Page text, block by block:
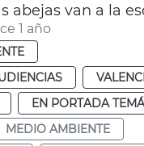
abejas van a la
1 año
EN PORTADA
MEDIO AMBIENTE